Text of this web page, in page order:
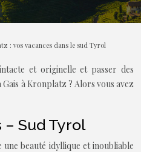
: vos vacances dans le sud Tyrol
et originelle et passer des
à Kronplatz ? Alors vous avez
– Sud Tyrol
beauté idyllique et inoubliable